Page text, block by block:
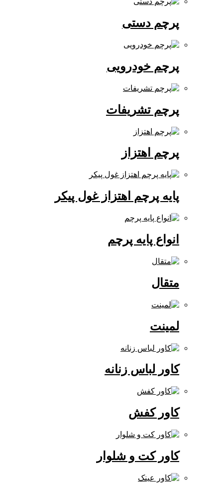
پرچم دستی
پرچم خودرویی
پرچم تشریفات
پرچم اهتزاز
پایه پرچم اهتزاز غول پیکر
انواع پایه پرچم
کاور لباس زنانه
کاور کفش
کاور کت و شلوار